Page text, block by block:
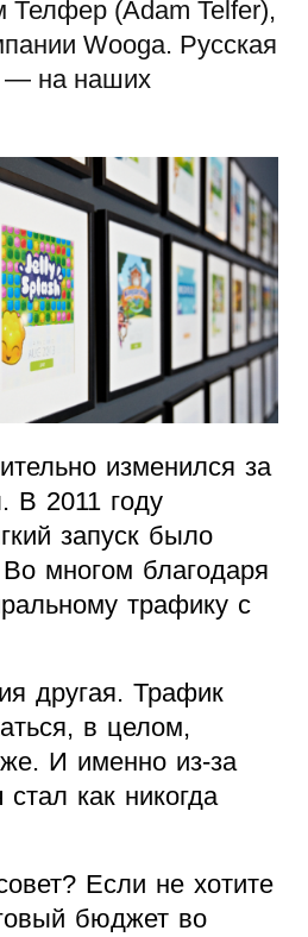
Телфер (Adam Telfer),
Wooga. Русская
— на наших
изменился за
В 2011 году
запуск было
многом благодаря
трафику с
другая. Трафик
в целом,
И именно из-за
как никогда
Если не хотите
бюджет во